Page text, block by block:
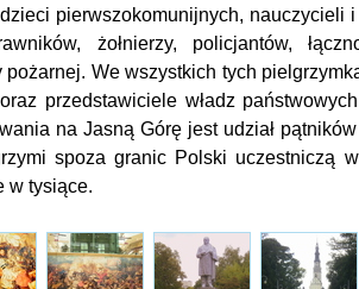
pierwszokomunijnych, nauczycieli
żołnierzy, policjantów,
pożarnej. We wszystkich tych
przedstawiciele władz
na Jasną Górę jest udział
spoza granic Polski uczestniczą
w tysiące.